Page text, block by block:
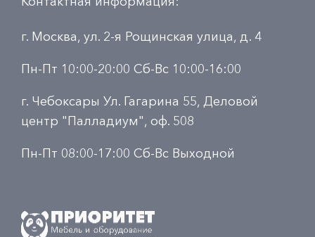
г. Москва, ул. 2-я Рощинская улица, д. 4
Пн-Пт 10:00-20:00 Сб-Вс 10:00-16:00
г. Чебоксары Ул. Гагарина 55, Деловой
центр "Палладиум", оф. 508
Пн-Пт 08:00-17:00 Сб-Вс Выходной